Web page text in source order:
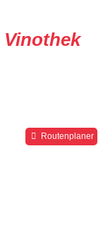
Vinothek
Routenplaner